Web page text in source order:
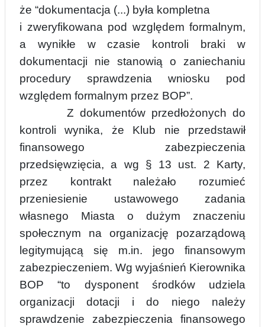
że “dokumentacja (...) była kompletna
i zweryfikowana pod względem formalnym,
a wynikłe w czasie kontroli braki w
dokumentacji nie stanowią o zaniechaniu
procedury sprawdzenia wniosku pod
względem formalnym przez BOP”.
Z dokumentów przedłożonych do
kontroli wynika, że Klub nie przedstawił
finansowego zabezpieczenia
przedsięwzięcia, a wg § 13 ust. 2 Karty,
przez kontrakt należało rozumieć
przeniesienie ustawowego zadania
własnego Miasta o dużym znaczeniu
społecznym na organizację pozarządową
legitymującą się m.in. jego finansowym
zabezpieczeniem. Wg wyjaśnień Kierownika
BOP “to dysponent środków udziela
organizacji dotacji i do niego należy
sprawdzenie zabezpieczenia finansowego